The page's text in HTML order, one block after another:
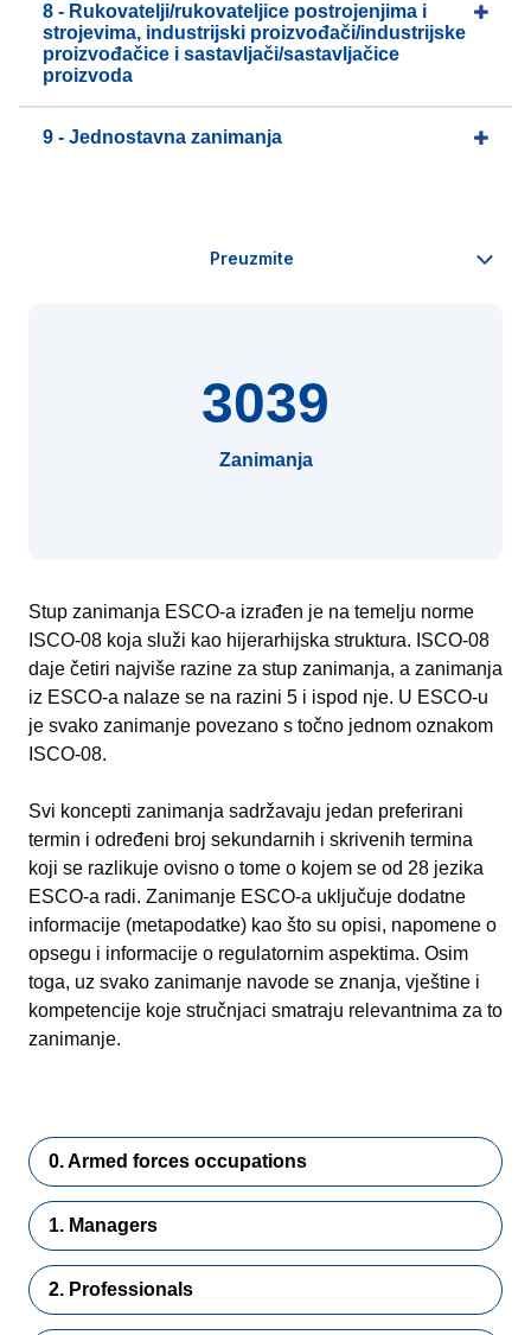
8 - Rukovatelji/rukovateljice postrojenjima i
strojevima, industrijski proizvođači/industrijske
proizvođačice i sastavljači/sastavljačice
proizvoda
9 - Jednostavna zanimanja
3039
Zanimanja
Stup zanimanja ESCO-a izrađen je na temelju norme
ISCO-08 koja služi kao hijerarhijska struktura. ISCO-08
daje četiri najviše razine za stup zanimanja, a zanimanja
iz ESCO-a nalaze se na razini 5 i ispod nje. U ESCO-u
je svako zanimanje povezano s točno jednom oznakom
ISCO-08.
Svi koncepti zanimanja sadržavaju jedan preferirani
termin i određeni broj sekundarnih i skrivenih termina
koji se razlikuje ovisno o tome o kojem se od 28 jezika
ESCO-a radi. Zanimanje ESCO-a uključuje dodatne
informacije (metapodatke) kao što su opisi, napomene o
opsegu i informacije o regulatornim aspektima. Osim
toga, uz svako zanimanje navode se znanja, vještine i
kompetencije koje stručnjaci smatraju relevantnima za to
zanimanje.
0. Armed forces occupations
1. Managers
2. Professionals